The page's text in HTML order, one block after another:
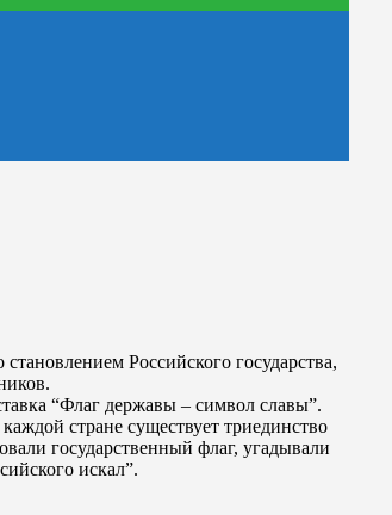
Российского государства,
“Флаг державы – символ славы”.
стране существует триединство
государственный флаг, угадывали
искал”.